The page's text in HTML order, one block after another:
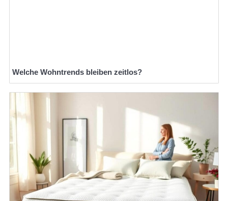
Welche Wohntrends bleiben zeitlos?